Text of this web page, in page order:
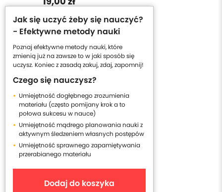
Jak się uczyć żeby się nauczyć?
- Efektywne metody nauki
Poznaj efektywne metody nauki, które
zmienią już na zawsze to w jaki sposób się
uczysz. Koniec z zasadą zakuj, zdaj, zapomnij!
Czego się nauczysz?
Umiejętność dogłębnego zrozumienia
materiału (często pomijany krok a to
połowa sukcesu w nauce)
Umiejętność mądrego planowania nauki z
aktywnym śledzeniem własnych postępów
Umiejętność sprawnego zapamiętywania
przerabianego materiału
Dodaj do koszyka